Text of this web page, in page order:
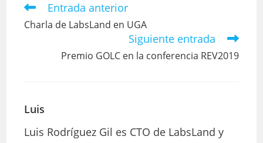
Leer
más
artículos
Entrada anterior
Charla de LabsLand en UGA
Siguiente entrada
Premio GOLC en la conferencia REV2019
Luis
Luis Rodríguez Gil es CTO de LabsLand y